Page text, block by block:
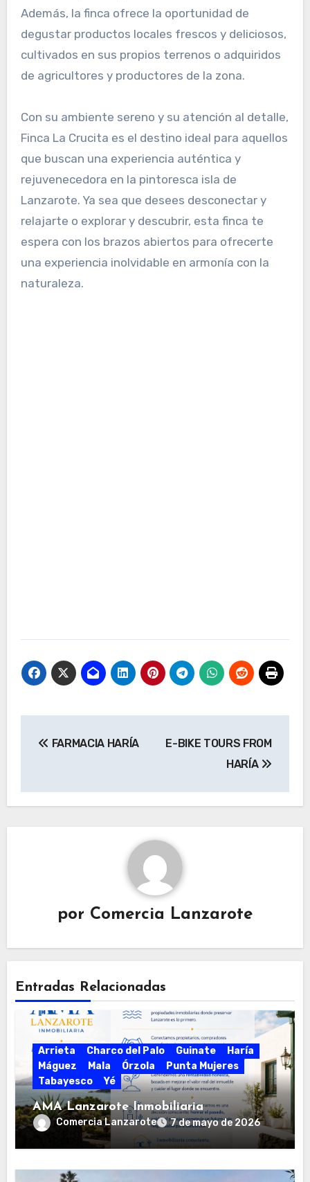
Además, la finca ofrece la oportunidad de
degustar productos locales frescos y deliciosos,
cultivados en sus propios terrenos o adquiridos
de agricultores y productores de la zona.
Con su ambiente sereno y su atención al detalle,
Finca La Crucita es el destino ideal para aquellos
que buscan una experiencia auténtica y
rejuvenecedora en la pintoresca isla de
Lanzarote. Ya sea que desees desconectar y
relajarte o explorar y descubrir, esta finca te
espera con los brazos abiertos para ofrecerte
una experiencia inolvidable en armonía con la
naturaleza.
FARMACIA HARÍA
E-BIKE TOURS FROM
HARÍA
por Comercia Lanzarote
Entradas Relacionadas
Arrieta Charco del Palo Guinate
Haría
Máguez
Mala Órzola
Punta Mujeres
Tabayesco
Yé
AMA Lanzarote Inmobiliaria
Comercia Lanzarote 7 de mayo de 2026